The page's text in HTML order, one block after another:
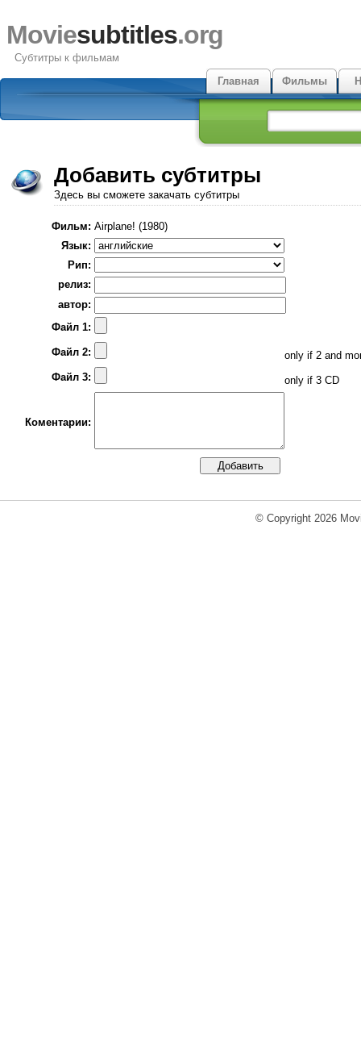
Moviesubtitles.org
Субтитры к фильмам
Главная
Фильмы
Добавить субтитры
Здесь вы сможете закачать субтитры
Фильм: Airplane! (1980)
Язык:
Рип:
релиз:
автор:
Файл 1:
Файл 2:
only if 2 and
Файл 3:
only if 3 CD
Коментарии:
© Copyright 2026